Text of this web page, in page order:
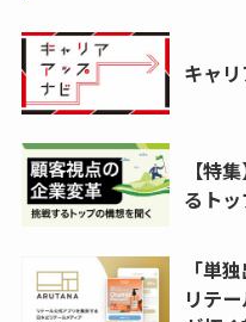
キャ
【特
るト
「単
リテ